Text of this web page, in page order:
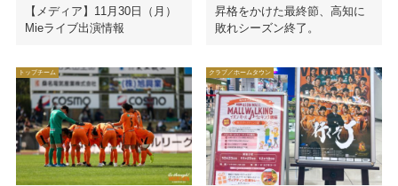
【メディア】11月30日（月）
Mieライブ出演情報
昇格をかけた最終節、高知に
敗れシーズン終了。
トップチーム クラブ／ホームタウン